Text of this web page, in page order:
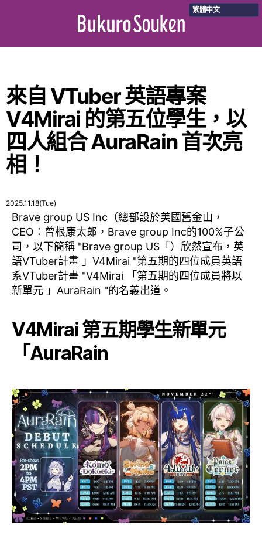
繁體中文
來自 VTuber 英語專案
V4Mirai 的第五位學生，以
四人組合 AuraRain 首次亮
相！
2025.11.18(Tue)
Brave group US Inc（總部設於美國舊金山，
CEO：曾根康太郎，Brave group Inc的100%子公
司，以下簡稱 "Brave group US「）欣然宣布，英
語VTuber計畫 」V4Mirai "第五期的四位成員英語
系VTuber計畫 "V4Mirai 「第五期的四位成員將以
新單元 」AuraRain "的名義出道。
V4Mirai 第五期學生新單元
「AuraRain